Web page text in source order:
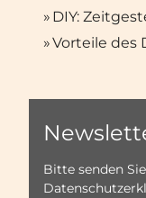
» DIY:
»Vorteile des
Bitte senden